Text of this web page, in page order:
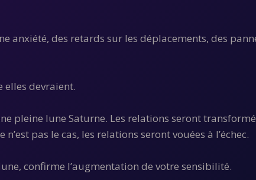
anxiété, des retards sur les déplacements, des
elles devraient.
pleine lune Saturne. Les relations seront
pas le cas, les relations seront vouées à l’échec.
confirme l’augmentation de votre sensibilité.